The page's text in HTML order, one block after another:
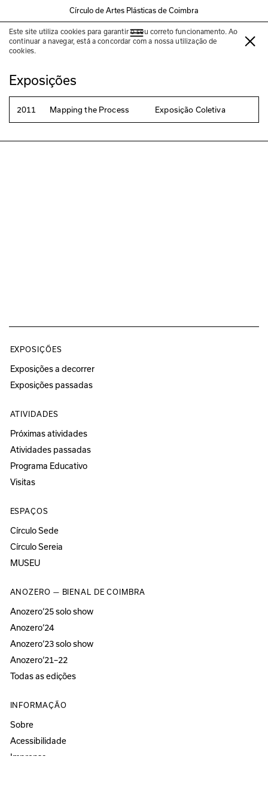
Círculo de Artes Plásticas de Coimbra
Este site utiliza cookies para garantir o seu correto funcionamento. Ao
continuar a navegar, está a concordar com a nossa utilização de
cookies.
Michel De Boer
Exposições
2011 Mapping the Process Exposição Coletiva
EXPOSIÇÕES
Exposições a decorrer
Exposições passadas
ATIVIDADES
Próximas atividades
Atividades passadas
Programa Educativo
Visitas
ESPAÇOS
Círculo Sede
Círculo Sereia
MUSEU
ANOZERO — BIENAL DE COIMBRA
Anozero‘25 solo show
Anozero‘24
Anozero‘23 solo show
Anozero‘21–22
Todas as edições
INFORMAÇÃO
Sobre
Acessibilidade
Imprensa